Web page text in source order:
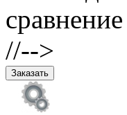
сравнение
//-->